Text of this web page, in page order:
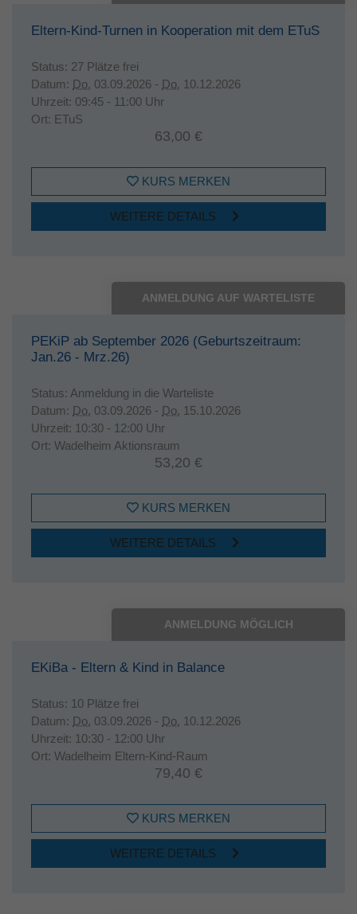
Eltern-Kind-Turnen in Kooperation mit dem ETuS
Status: 27 Plätze frei
Datum: Do. 03.09.2026 - Do. 10.12.2026
Uhrzeit: 09:45 - 11:00 Uhr
Ort: ETuS
63,00 €
KURS MERKEN
WEITERE DETAILS
ANMELDUNG AUF WARTELISTE
PEKiP ab September 2026 (Geburtszeitraum:
Jan.26 - Mrz.26)
Status: Anmeldung in die Warteliste
Datum: Do. 03.09.2026 - Do. 15.10.2026
Uhrzeit: 10:30 - 12:00 Uhr
Ort: Wadelheim Aktionsraum
53,20 €
KURS MERKEN
WEITERE DETAILS
ANMELDUNG MÖGLICH
EKiBa - Eltern & Kind in Balance
Status: 10 Plätze frei
Datum: Do. 03.09.2026 - Do. 10.12.2026
Uhrzeit: 10:30 - 12:00 Uhr
Ort: Wadelheim Eltern-Kind-Raum
79,40 €
KURS MERKEN
WEITERE DETAILS